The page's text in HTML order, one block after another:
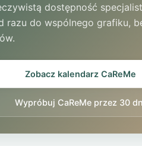
dostępność
razu do wspólnego grafiku,
Zobacz kalendarz CaReMe
Wypróbuj CaReMe przez 30